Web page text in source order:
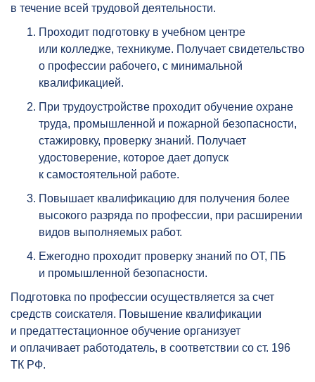
в течение всей трудовой деятельности.
Проходит подготовку в учебном центре
или колледже, техникуме. Получает свидетельство
о профессии рабочего, с минимальной
квалификацией.
При трудоустройстве проходит обучение охране
труда, промышленной и пожарной безопасности,
стажировку, проверку знаний. Получает
удостоверение, которое дает допуск
к самостоятельной работе.
Повышает квалификацию для получения более
высокого разряда по профессии, при расширении
видов выполняемых работ.
Ежегодно проходит проверку знаний по ОТ, ПБ
и промышленной безопасности.
Подготовка по профессии осуществляется за счет
средств соискателя. Повышение квалификации
и предаттестационное обучение организует
и оплачивает работодатель, в соответствии со ст. 196
ТК РФ.